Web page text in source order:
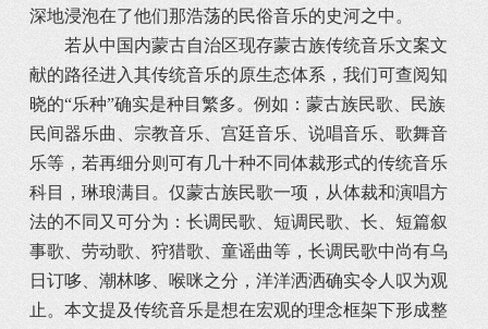
深地浸泡在了他们那浩荡的民俗音乐的史河之中。
若从中国内蒙古自治区现存蒙古族传统音乐文案文
献的路径进入其传统音乐的原生态体系，我们可查阅知
晓的“乐种”确实是种目繁多。例如：蒙古族民歌、民族
民间器乐曲、宗教音乐、宫廷音乐、说唱音乐、歌舞音
乐等，若再细分则可有几十种不同体裁形式的传统音乐
科目，琳琅满目。仅蒙古族民歌一项，从体裁和演唱方
法的不同又可分为：长调民歌、短调民歌、长、短篇叙
事歌、劳动歌、狩猎歌、童谣曲等，长调民歌中尚有乌
日订哆、潮林哆、喉咪之分，洋洋洒洒确实令人叹为观
止。本文提及传统音乐是想在宏观的理念框架下形成整